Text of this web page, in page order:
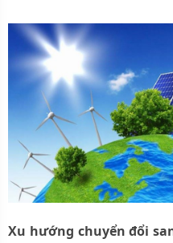
Xu hướng chuyển đổi